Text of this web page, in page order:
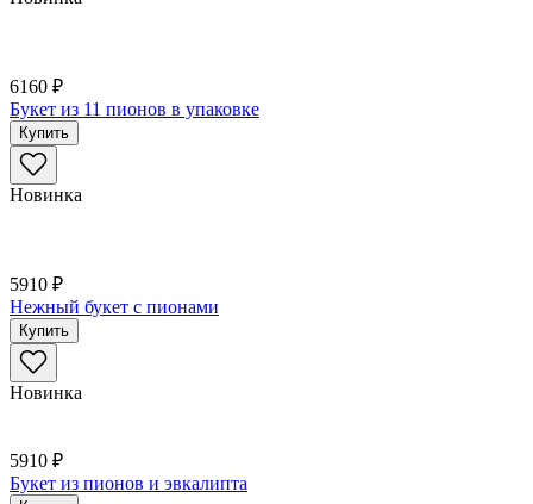
6160 ₽
Букет из 11 пионов в упаковке
Купить
Новинка
5910 ₽
Нежный букет с пионами
Купить
Новинка
5910 ₽
Букет из пионов и эвкалипта